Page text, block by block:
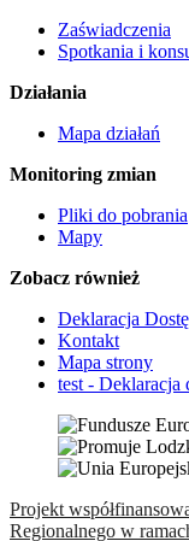
Zaświadczenia
Spotkania i
Działania
Mapa działań
Monitoring zmian
Pliki do pobrania
Mapy
Zobacz również
Deklaracja
Kontakt
Mapa strony
test - Deklaracja
Projekt
Regionalnego w